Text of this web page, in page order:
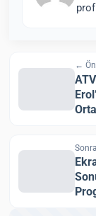
←